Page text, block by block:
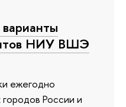
НИУ ВШЭ
ежегодно
России и